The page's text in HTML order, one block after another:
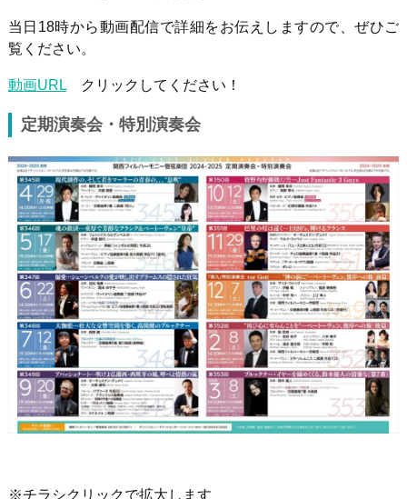
当日18時から動画配信で詳細をお伝えしますので、ぜひご
覧ください。
動画URLクリックしてください！
定期演奏会・特別演奏会
※チラシクリックで拡大します